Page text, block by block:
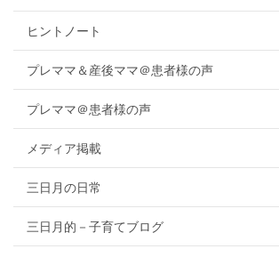
ヒントノート
プレママ＆産後ママ＠患者様の声
プレママ＠患者様の声
メディア掲載
三日月の日常
三日月的－子育てブログ